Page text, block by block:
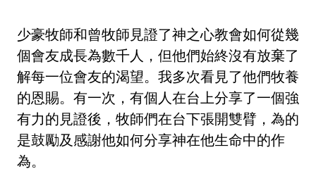
少豪牧師和曾牧師見證了神之心教會如何從幾
個會友成長為數千人，但他們始終沒有放棄了
解每一位會友的渴望。我多次看見了他們牧養
的恩賜。有一次，有個人在台上分享了一個強
有力的見證後，牧師們在台下張開雙臂，為的
是鼓勵及感謝他如何分享神在他生命中的作
為。